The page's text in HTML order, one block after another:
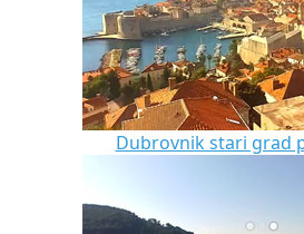
Dubrovnik stari grad